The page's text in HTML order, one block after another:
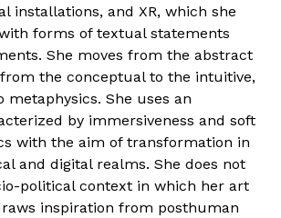
installations, and XR, which she
forms of textual statements
She moves from the abstract
the conceptual to the intuitive,
metaphysics. She uses an
by immersiveness and soft
with the aim of transformation in
and digital realms. She does not
political context in which her art
inspiration from posthuman